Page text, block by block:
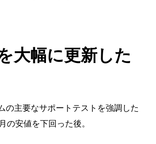
大幅に更新した
主要なサポートテストを強調した
安値を下回った後。